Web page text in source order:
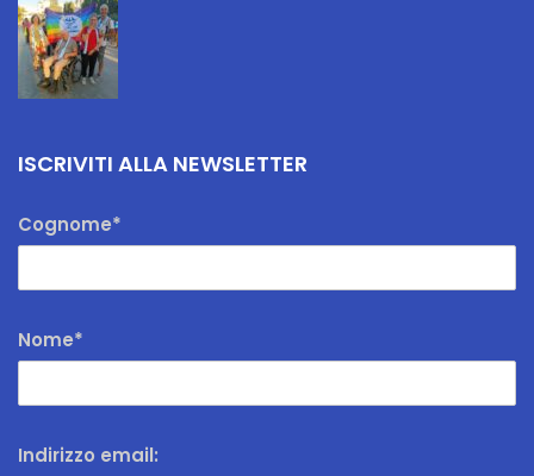
ISCRIVITI ALLA NEWSLETTER
Cognome*
Nome*
Indirizzo email: